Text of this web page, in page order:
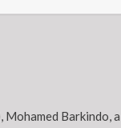
Barkindo,